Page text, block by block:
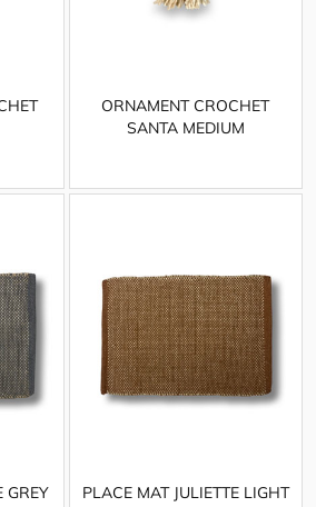
ORNAMENT CROCHET
SANTA MEDIUM
GREY
PLACE MAT JULIETTE LIGHT